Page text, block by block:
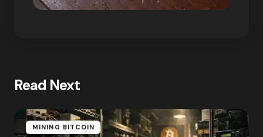
Read Next
MINING BITCOIN